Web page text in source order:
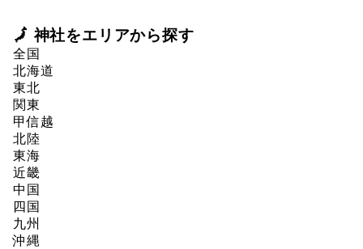
🗾 神社をエリアから探す
全国
北海道
東北
関東
甲信越
北陸
東海
近畿
中国
四国
九州
沖縄